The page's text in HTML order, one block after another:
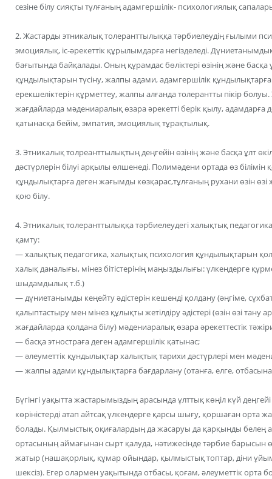
сезіне білу сияқты тұлғаның адамгершілік- психологиялық
2. Жастарды этникалық толеранттылыққа тәрбиелеудің ғылыми
эмоциялық, іс-әрекеттік құрылымдарға негізделеді.
бағытында байқалады. Оның құрамдас бөліктері өзінің және басқа
құндылықтарын түсіну, жалпы адами, адамгершілік
ерекшеліктерін құрметтеу, жалпы алғанда толерантты пікір
жағдайларда мәдениаралық өзара әрекетті берік қылу, адамдарға
қатынасқа бейім, эмпатия, эмоциялық тұрақтылық.
3. Этникалық толреанттылықтың деңгейін өзінің және басқа ұлт
дәстүрлерін білуі арқылы өлшенеді. Полимәдени ортада өз білімін
құндылықтарға деген жағымды көзқарас,тұлғаның рухани өзін өзі
қою білу.
4. Этникалық толеранттылыққа тәрбиелеудегі халықтық
қамту:
— халықтық педагогика, халықтық психология құндылықтарын
халық даналығы, мінез бітістерінің маңыздылығы: үлкендерге
шыдамдылық т.б.)
— дүниетанымды кеңейту әдістерін кешенді қолдану (әңгіме,
қалыптастыру мен мінез құлықты жетілдіру әдістері (өзін өзі
жағдайларда қолдана білу) мәдениаралық өзара әрекеттестік
— басқа этностраға деген адамгершілік қатынас;
— әлеуметтік құндылықтар халықтық тарихи дәстүрлері мен
— жалпы адами құндылықтарға бағдарлану (отанға, елге, отбасына
Бүгінгі уақытта жастарымыздың арасында ұлттық көңіл күй
көріністерді атап айтсақ үлкендерге қарсы шығу, қоршаған орта
болады. Қылмыстық оқиғалардың да жасаруы да қарқынды белең
ортасының аймағынан сырт қалуда, нәтижесінде тәрбие барысын
жатыр (нашақорлық, құмар ойындар, қылмыстық топтар, діни
шексіз). Егер олармен уақытында отбасы, қоғам, әлеуметтік